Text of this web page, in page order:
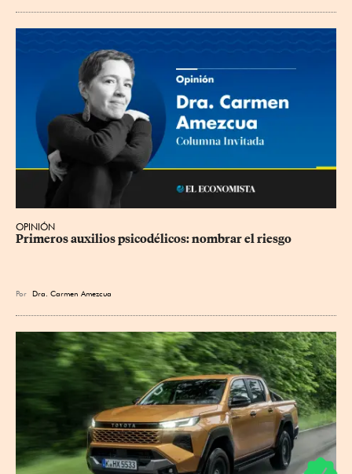
OPINIÓN
Primeros auxilios psicodélicos: nombrar el riesgo
Por Dra. Carmen Amezcua